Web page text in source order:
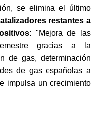
se elimina el último
restantes a
: "Mejora de las
gracias a la
de gas, determinación
de gas españolas a
impulsa un crecimiento